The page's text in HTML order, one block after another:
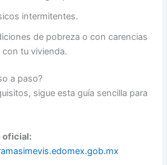
intermitentes.
de pobreza o con carencias
con tu vivienda.
a paso?
sigue esta guía sencilla para
oficial: